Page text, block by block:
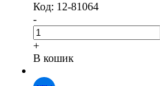
NEW
Код: 12-81064
-
+
В кошик